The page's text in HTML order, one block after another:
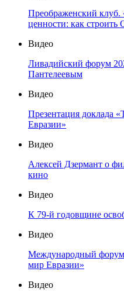
Преображенский клуб.
ценности: как строить
Видео
Ливадийский форум
Пантелеевым
Видео
Презентация доклада
Евразии»
Видео
Алексей Дзермант о
кино
Видео
К 79-й годовщине
Видео
Международный
мир Евразии»
Видео